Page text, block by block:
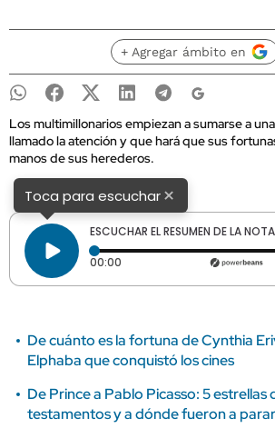
+ Agregar ámbito en
Los multimillonarios empiezan a sumarse a
llamado la atención y que hará que sus
manos de sus herederos.
Toca para escuchar×
ESCUCHAR EL RESUMEN DE LA NOTA
00:00 Tiempo transcurrido: 0
De cuánto es la fortuna de Cynthia
Elphaba que conquistó los cines
De Prince a Pablo Picasso: 5 estrellas
testamentos y a dónde fueron a